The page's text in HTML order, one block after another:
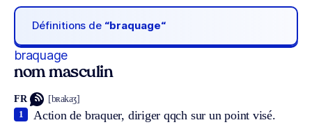
Définitions de “braquage“
braquage
nom masculin
FR [bʀakaʒ]
Action de braquer, diriger qqch sur un point visé.
1